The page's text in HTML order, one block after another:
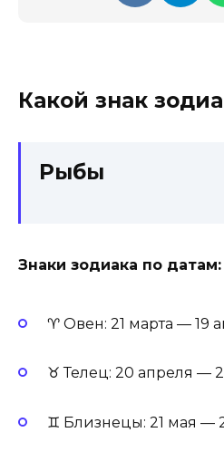
Какой знак
Рыбы
Знаки зодиака по датам:
♈ Овен: 21 марта — 19
♉ Телец: 20 апреля —
♊ Близнецы: 21 мая —